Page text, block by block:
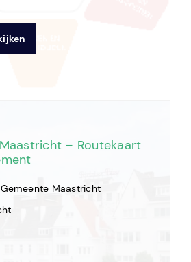
– Routekaart
Gemeente Maastricht